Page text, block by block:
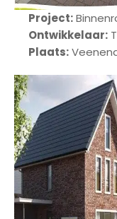
Project:
Ontwikkelaar:
Plaats: